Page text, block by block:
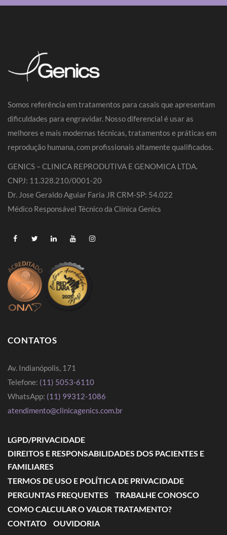
Somos referência em tratamentos para casais que apresentam
dificuldades para engravidar. Nosso diferencial é usar as
melhores e mais modernas técnicas, tratamentos e práticas em
reprodução humana, com profissionais altamente qualificados.
GENICS – CLINICA REPRODUTIVA E GENOMICA LTDA.
CNPJ: 11.328.210/0001-20
Dr. Jose Geraldo Aguiar Faria JR CRM-SP: 54.022
Médico Responsável Técnico da Clínica Genics
CONTATOS
Av. Indianópolis, 171
Telefone: (11) 5053-6110
WhatsApp: (11) 99312-1086
atendimento@clinicagenics.com.br
LGPD/PRIVACIDADE
DIREITOS E RESPONSABILIDADES DOS PACIENTES E
FAMILIARES
TERMOS DE USO E POLÍTICA DE PRIVACIDADE
PERGUNTAS FREQUENTES
TRABALHE CONOSCO
COMO CALCULAR O VALOR TRATAMENTO?
CONTATO
OUVIDORIA